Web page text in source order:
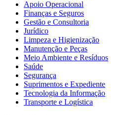
Apoio Operacional
Finanças e Seguros
Gestão e Consultoria
Jurídico
Limpeza e Higienização
Manutenção e Peças
Meio Ambiente e Resíduos
Saúde
Segurança
Suprimentos e Expediente
Tecnologia da Informação
Transporte e Logística